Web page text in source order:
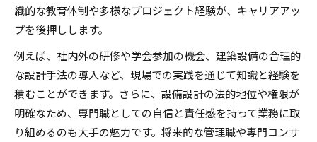
織的な教育体制や多様なプロジェクト経験が、キャリアアッ
プを後押しします。
例えば、社内外の研修や学会参加の機会、建築設備の合理的
な設計手法の導入など、現場での実践を通じて知識と経験を
積むことができます。さらに、設備設計の法的地位や権限が
明確なため、専門職としての自信と責任感を持って業務に取
り組めるのも大手の魅力です。将来的な管理職や専門コンサ